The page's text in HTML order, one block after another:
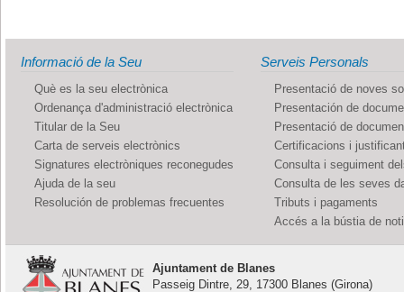
Informació de la Seu
Què es la seu electrònica
Ordenança d'administració electrònica
Titular de la Seu
Carta de serveis electrònics
Signatures electròniques reconegudes
Ajuda de la seu
Resolución de problemas frecuentes
Serveis Personals
Presentació de noves
Presentación de
Presentació de
Certificacions i
Consulta i seguiment
Consulta de les seves
Tributs i pagaments
Accés a la bústia de
Ajuntament de Blanes
Passeig Dintre, 29, 17300 Blanes (Girona)